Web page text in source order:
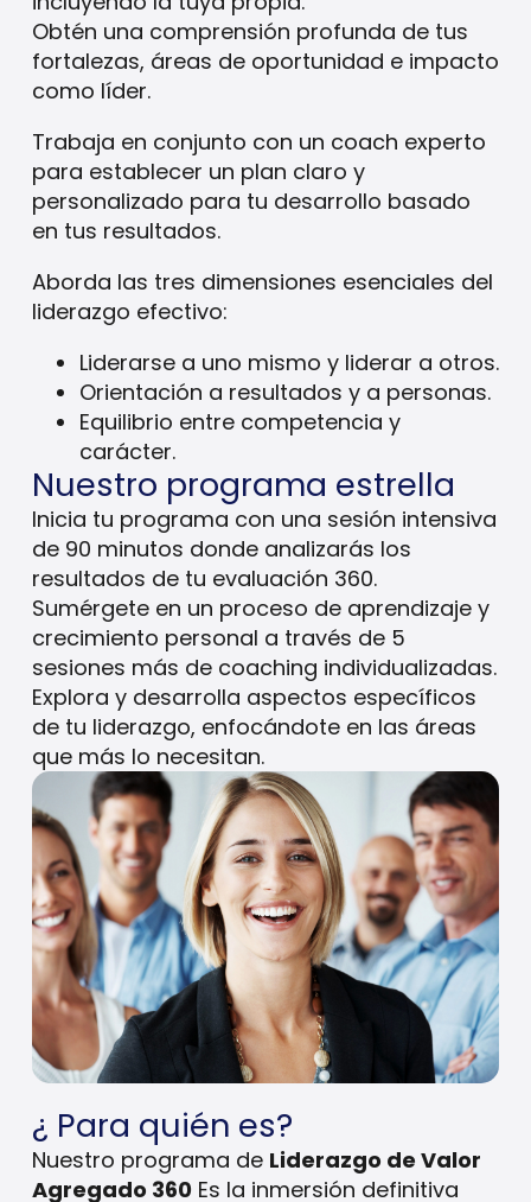
Obtén una comprensión profunda de tus
fortalezas, áreas de oportunidad e impacto
como líder.
Trabaja en conjunto con un coach experto
para establecer un plan claro y
personalizado para tu desarrollo basado
en tus resultados.
Aborda las tres dimensiones esenciales del
liderazgo efectivo:
Liderarse a uno mismo y liderar a otros.
Orientación a resultados y a personas.
Equilibrio entre competencia y
carácter.
Nuestro programa estrella
Inicia tu programa con una sesión intensiva
de 90 minutos donde analizarás los
resultados de tu evaluación 360.
Sumérgete en un proceso de aprendizaje y
crecimiento personal a través de 5
sesiones más de coaching individualizadas.
Explora y desarrolla aspectos específicos
de tu liderazgo, enfocándote en las áreas
que más lo necesitan.
¿ Para quién es?
Nuestro programa de Liderazgo de Valor
Agregado 360Es la inmersión definitiva